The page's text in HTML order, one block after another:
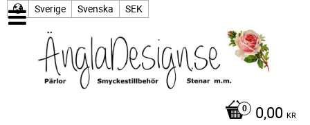
Sverige Svenska SEK
0,00 KR